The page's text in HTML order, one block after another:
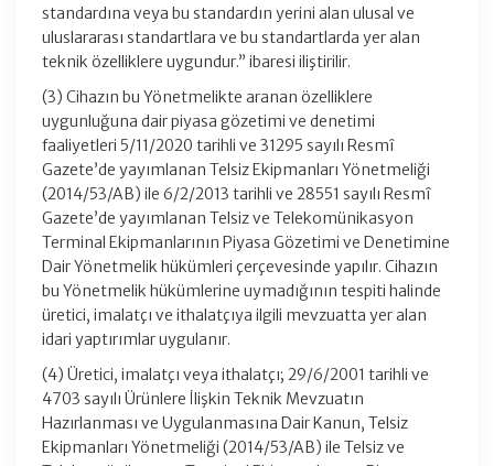
standardına veya bu standardın yerini alan ulusal ve
uluslararası standartlara ve bu standartlarda yer alan
teknik özelliklere uygundur.” ibaresi iliştirilir.
(3) Cihazın bu Yönetmelikte aranan özelliklere
uygunluğuna dair piyasa gözetimi ve denetimi
faaliyetleri 5/11/2020 tarihli ve 31295 sayılı Resmî
Gazete’de yayımlanan Telsiz Ekipmanları Yönetmeliği
(2014/53/AB) ile 6/2/2013 tarihli ve 28551 sayılı Resmî
Gazete’de yayımlanan Telsiz ve Telekomünikasyon
Terminal Ekipmanlarının Piyasa Gözetimi ve Denetimine
Dair Yönetmelik hükümleri çerçevesinde yapılır. Cihazın
bu Yönetmelik hükümlerine uymadığının tespiti halinde
üretici, imalatçı ve ithalatçıya ilgili mevzuatta yer alan
idari yaptırımlar uygulanır.
(4) Üretici, imalatçı veya ithalatçı; 29/6/2001 tarihli ve
4703 sayılı Ürünlere İlişkin Teknik Mevzuatın
Hazırlanması ve Uygulanmasına Dair Kanun, Telsiz
Ekipmanları Yönetmeliği (2014/53/AB) ile Telsiz ve